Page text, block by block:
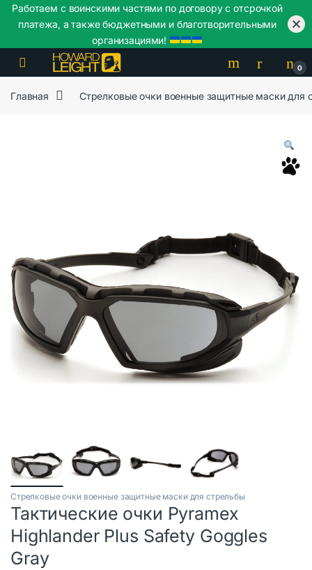
Skip to navigation
Skip to content
0
Главная Стрелковые очки военные защитные маски для
Стрелковые очки военные защитные маски для стрельбы
Тактические очки Pyramex
Highlander Plus Safety Goggles
Gray
Работаем с воинскими частями по договору с отсрочкой
платежа, а также бюджетными и благотворительными
организациями!